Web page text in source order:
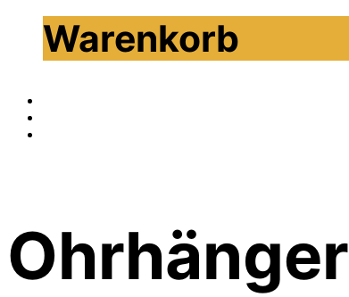
Warenkorb
Ohrhänger